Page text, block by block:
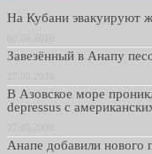
На Кубани эвакуируют
Завезённый в Анапу
В Азовское море
depressus с
Анапе добавили нового